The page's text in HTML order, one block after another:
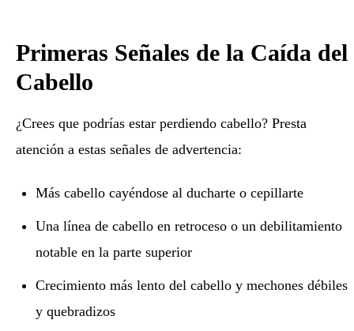
Primeras Señales de la Caída del
Cabello
¿Crees que podrías estar perdiendo cabello? Presta
atención a estas señales de advertencia:
Más cabello cayéndose al ducharte o cepillarte
Una línea de cabello en retroceso o un debilitamiento
notable en la parte superior
Crecimiento más lento del cabello y mechones débiles
y quebradizos